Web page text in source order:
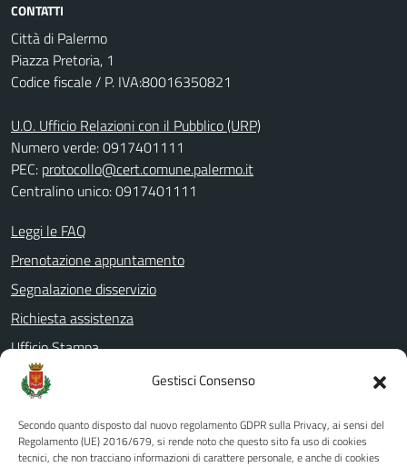
Gestisci Consenso
Secondo quanto disposto dal nuovo regolamento GDPR sulla Privacy, ai sensi del
Regolamento (UE) 2016/679, si rende noto che questo sito fa uso di cookies
tecnici, che non tracciano informazioni di carattere personale, e anche di cookies
CONTATTI
Città di Palermo
Piazza Pretoria, 1
Codice fiscale / P. IVA:80016350821
U.O. Ufficio Relazioni con il Pubblico (URP)
Numero verde: 0917401111
PEC: protocollo@cert.comune.palermo.it
Centralino unico: 0917401111
Leggi le FAQ
Prenotazione appuntamento
Segnalazione disservizio
Richiesta assistenza
Ufficio Stampa
Amministrazione Trasparente
Albo pretorio
Informativa privacy